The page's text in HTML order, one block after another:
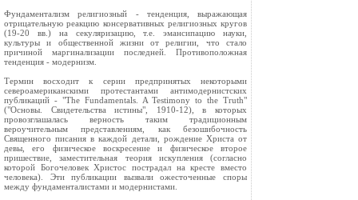
Фундаментализм религиозный - тенденция, выражающая
отрицательную реакцию консервативных религиозных кругов
(19-20 вв.) на секуляризацию, т.е. эмансипацию науки,
культуры и общественной жизни от религии, что стало
причиной маргинализации последней. Противоположная
тенденция - модернизм.
Термин восходит к серии предпринятых некоторыми
североамериканскими протестантами антимодернистских
публикаций - "The Fundamentals. A Testimony to the Truth"
("Основы. Свидетельства истины", 1910-12), в которых
провозглашалась верность таким традиционным
вероучительным представлениям, как безошибочность
Священного писания в каждой детали, рождение Христа от
девы, его физическое воскресение и физическое второе
пришествие, заместительная теория искупления (согласно
которой Богочеловек Христос пострадал на кресте вместо
человека). Эти публикации вызвали ожесточенные споры
между фундаменталистами и модернистами.